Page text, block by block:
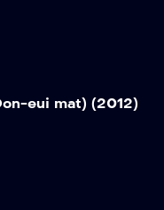
eui mat) (2012)